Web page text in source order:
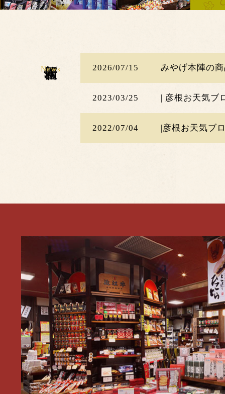
News 2026/07/15 みやげ本陣の
2023/03/25 | 彦根お天気
2022/07/04 |彦根お天気ブ